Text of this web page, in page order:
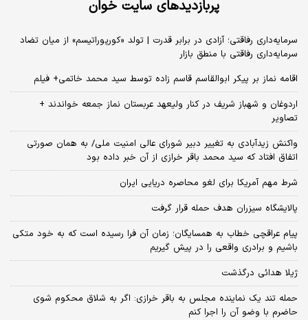
پربازدیدهای سایت خوان
سرمایه‌داری رفاقتی؛ آزادی در برابر قدرت | تولد «کورپوراتیسم» از میان تضاد
سرمایه‌داری رفاقتی با منطق بازار
اقامه نماز بر پیکر ابوالقاسم قاسم زاده توسط سید محمد خاتمی+ فیلم
اردوغان و شهباز شریف در کنار ولیعهد عربستان نماز جمعه خواندند +
تصاویر
واکنش زیدآبادی به تغییر دبیر شورای عالی امنیت ملی/ به همان صورتی
اتفاق افتاد که سید محمد باقر خرازی از آن خبر داده بود
شرط مهم آمریکا برای لغو محاصره دریایی ایران
پالایشگاه سیزران هدف حمله قرار گرفت
پیام عراقچی خطاب به همسایگان؛ زمان آن فرا رسیده است که به خود متکی
باشیم و برادری واقعی را در پیش گیریم
ژیلا هدائی درگذشت
حمله تند یک نماینده مجلس به باقر خرازی: اگر به شلاق محکوم شوی
حاضرم با وضو آن را اجرا کنم